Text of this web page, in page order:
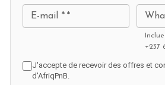
E-mail * *
+237
J'accepte de recevoir des offres et
d'AfriqPnB.